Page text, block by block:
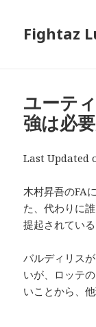
Fightaz
ユーテ
強は必
Last Updated
木村昇吾のFA
た、代わりに
提起されている
バルディリス
いが、ロッテ
いことから、